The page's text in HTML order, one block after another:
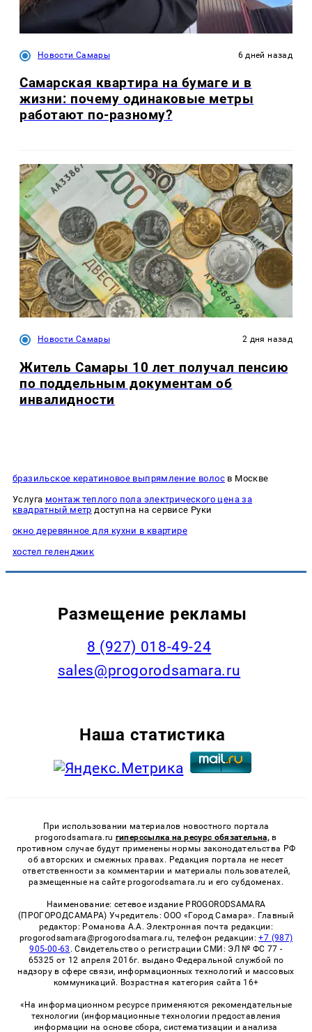
Новости Самары 6 дней назад
Самарская квартира на бумаге и в
жизни: почему одинаковые метры
работают по-разному?
Новости Самары 2 дня назад
Житель Самары 10 лет получал пенсию
по поддельным документам об
инвалидности
бразильское кератиновое выпрямление волос в Москве
Услуга монтаж теплого пола электрического цена за
квадратный метр доступна на сервисе Руки
окно деревянное для кухни в квартире
хостел геленджик
Размещение рекламы
8 (927) 018-49-24
sales@progorodsamara.ru
Наша статистика
При использовании материалов новостного портала
progorodsamara.ru гиперссылка на ресурс обязательна, в
противном случае будут применены нормы законодательства РФ
об авторских и смежных правах. Редакция портала не несет
ответственности за комментарии и материалы пользователей,
размещенные на сайте progorodsamara.ru и его субдоменах.
Наименование: сетевое издание PROGORODSAMARA
(ПРОГОРОДСАМАРА) Учредитель: ООО «Город Самара». Главный
редактор: Романова А.А. Электронная почта редакции:
progorodsamara@progorodsamara.ru, телефон редакции:+7 (987)
905-00-63 . Свидетельство о регистрации СМИ: ЭЛ № ФС 77 -
65325 от 12 апреля 2016г. выдано Федеральной службой по
надзору в сфере связи, информационных технологий и массовых
коммуникаций. Возрастная категория сайта 16+
«На информационном ресурсе применяются рекомендательные
технологии (информационные технологии предоставления
информации на основе сбора, систематизации и анализа